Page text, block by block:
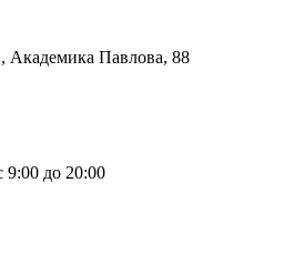
Академика Павлова, 88
до 20:00